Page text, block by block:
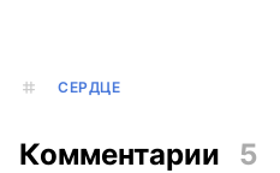
СЕРДЦЕ
Комментарии 5